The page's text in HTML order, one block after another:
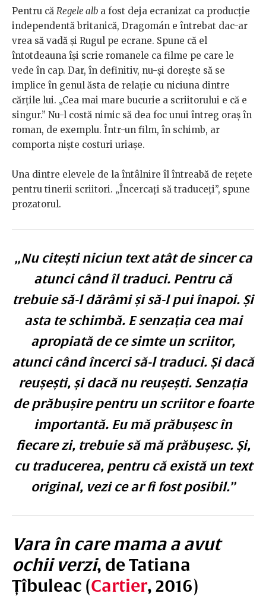
Pentru că Regele alb a fost deja ecranizat ca producție
independentă britanică, Dragomán e întrebat dac-ar
vrea să vadă și Rugul pe ecrane. Spune că el
întotdeauna își scrie romanele ca filme pe care le
vede în cap. Dar, în definitiv, nu-și dorește să se
implice în genul ăsta de relație cu niciuna dintre
cărțile lui. „Cea mai mare bucurie a scriitorului e că e
singur.” Nu-l costă nimic să dea foc unui întreg oraș în
roman, de exemplu. Într-un film, în schimb, ar
comporta niște costuri uriașe.
Una dintre elevele de la întâlnire îl întreabă de rețete
pentru tinerii scriitori. „Încercați să traduceți”, spune
prozatorul.
„Nu citești niciun text atât de sincer ca
atunci când îl traduci. Pentru că
trebuie să-l dărâmi și să-l pui înapoi. Și
asta te schimbă. E senzația cea mai
apropiată de ce simte un scriitor,
atunci când încerci să-l traduci. Și dacă
reușești, și dacă nu reușești. Senzația
de prăbușire pentru un scriitor e foarte
importantă. Eu mă prăbușesc în
fiecare zi, trebuie să mă prăbușesc. Și,
cu traducerea, pentru că există un text
original, vezi ce ar fi fost posibil.”
Vara în care mama a avut
ochii verzi, de Tatiana
Țîbuleac (Cartier, 2016)